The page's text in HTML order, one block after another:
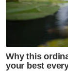
"Saya yakin,
dan
terus
semangat
lebih